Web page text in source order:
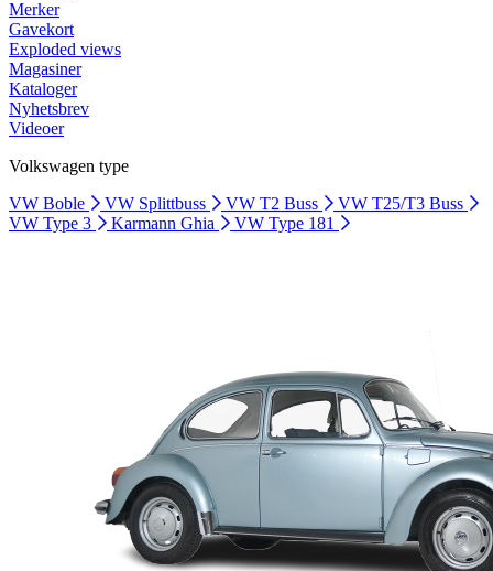
Merker
Gavekort
Exploded views
Magasiner
Kataloger
Nyhetsbrev
Videoer
Volkswagen type
VW Boble
VW Splittbuss VW T2 Buss
VW T25/T3 Buss
VW Type 3
Karmann Ghia VW Type 181